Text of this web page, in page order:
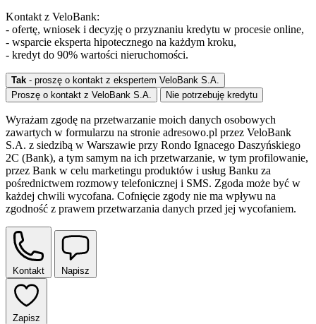
Kontakt z VeloBank:
- ofertę, wniosek i decyzję o przyznaniu kredytu w procesie online,
- wsparcie eksperta hipotecznego na każdym kroku,
- kredyt do 90% wartości nieruchomości.
Tak - proszę o kontakt z ekspertem VeloBank S.A.
Proszę o kontakt z VeloBank S.A.
Nie potrzebuję kredytu
Wyrażam zgodę na przetwarzanie moich danych osobowych
zawartych w formularzu na stronie adresowo.pl przez VeloBank
S.A. z siedzibą w Warszawie przy Rondo Ignacego Daszyńskiego
2C (Bank), a tym samym na ich przetwarzanie, w tym profilowanie,
przez Bank w celu marketingu produktów i usług Banku za
pośrednictwem rozmowy telefonicznej i SMS. Zgoda może być w
każdej chwili wycofana. Cofnięcie zgody nie ma wpływu na
zgodność z prawem przetwarzania danych przed jej wycofaniem.
Kontakt Napisz
Zapisz